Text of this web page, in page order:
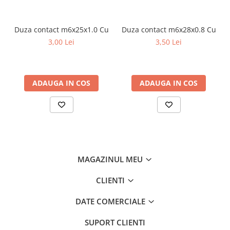
Interfata digitala
Domenii de utilizare:
repararatii caroserii, fabricare de piese din
industria auto, structuri metalice, lucrari de mentenanta, reparatii
Date tehnice
Tipul invertorului
IGBT
Interfata digitala
Nu
Nu
Mod dublu impuls
Nu
Duza contact m6x25x1.0 Cu
3,00 Lei
ADAUGA IN COS
Duza contact m6x28x0.8 Cu
3,50 Lei
ADAUGA IN COS
MAGAZINUL MEU
CLIENTI
DATE COMERCIALE
SUPORT CLIENTI